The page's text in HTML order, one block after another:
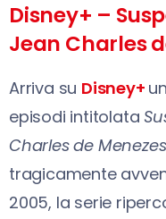
Disney+ –
Jean Charles
Arriva su Disney+
episodi intitolata
Charles de Menezes
tragicamente
2005, la serie